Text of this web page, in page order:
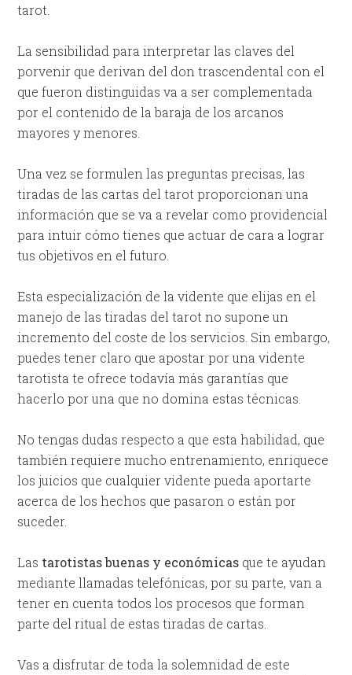
tarot.
La sensibilidad para interpretar las claves del
porvenir que derivan del don trascendental con el
que fueron distinguidas va a ser complementada
por el contenido de la baraja de los arcanos
mayores y menores.
Una vez se formulen las preguntas precisas, las
tiradas de las cartas del tarot proporcionan una
información que se va a revelar como providencial
para intuir cómo tienes que actuar de cara a lograr
tus objetivos en el futuro.
Esta especialización de la vidente que elijas en el
manejo de las tiradas del tarot no supone un
incremento del coste de los servicios. Sin embargo,
puedes tener claro que apostar por una vidente
tarotista te ofrece todavía más garantías que
hacerlo por una que no domina estas técnicas.
No tengas dudas respecto a que esta habilidad, que
también requiere mucho entrenamiento, enriquece
los juicios que cualquier vidente pueda aportarte
acerca de los hechos que pasaron o están por
suceder.
Las tarotistas buenas y económicas que te ayudan
mediante llamadas telefónicas, por su parte, van a
tener en cuenta todos los procesos que forman
parte del ritual de estas tiradas de cartas.
Vas a disfrutar de toda la solemnidad de este